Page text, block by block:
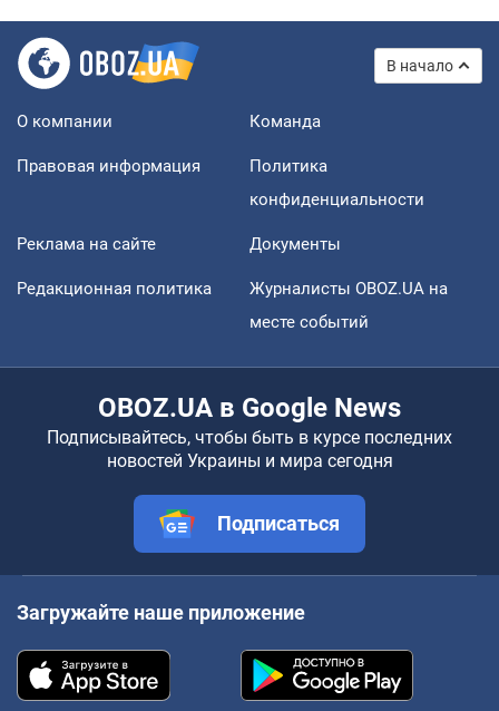
В начало
О компании Команда
Правовая информация
Политика
конфиденциальности
Реклама на сайте Документы
Редакционная политика
Журналисты OBOZ.UA на
месте событий
OBOZ.UA в Google News
Подписывайтесь, чтобы быть в курсе последних
новостей Украины и мира сегодня
Подписаться
Загружайте наше приложение